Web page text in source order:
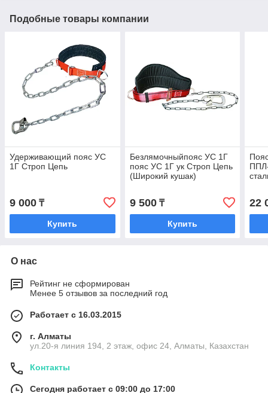
Подобные товары компании
Удерживающий пояс УС
1Г Строп Цепь
9 000 ₸
Купить
Безлямочныйпояс УС 1Г
пояс УС 1Г ук Строп Цепь
(Широкий кушак)
9 500₸
Купить
22
О нас
Рейтинг не сформирован
Менее 5 отзывов за последний год
Работает с 16.03.2015
г. Алматы
ул.20-я линия 194, 2 этаж, офис 24, Алматы, Казахстан
Контакты
Сегодня работает с 09:00 до 17:00